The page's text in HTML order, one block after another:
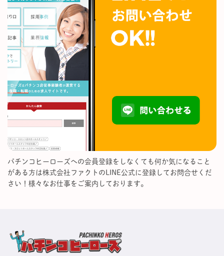
パチンコヒーローズへの会員登録をしなくても何か気になること
がある方は株式会社ファクトのLINE公式に登録してお問合せくだ
さい！様々なお仕事をご案内しております。